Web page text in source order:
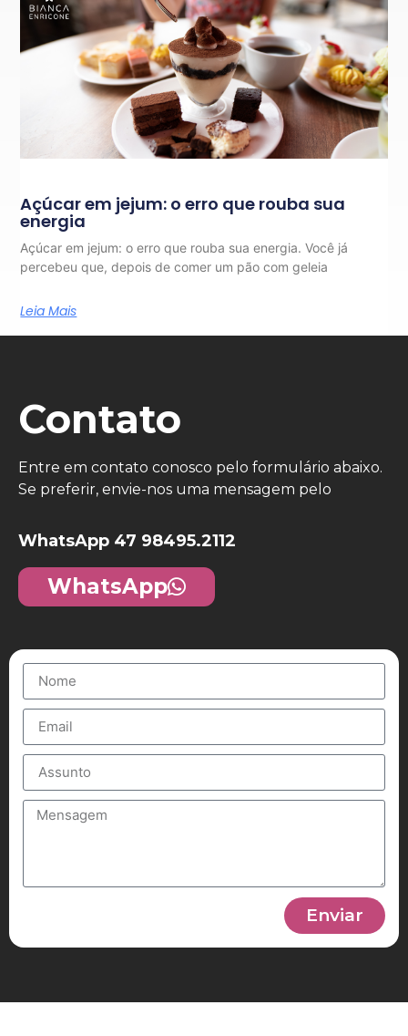
Açúcar em jejum: o erro que rouba sua
energia
Açúcar em jejum: o erro que rouba sua energia. Você já
percebeu que, depois de comer um pão com geleia
Leia Mais
Contato
Entre em contato conosco pelo formulário abaixo.
Se preferir, envie-nos uma mensagem pelo
WhatsApp 47 98495.2112
WhatsApp
Enviar